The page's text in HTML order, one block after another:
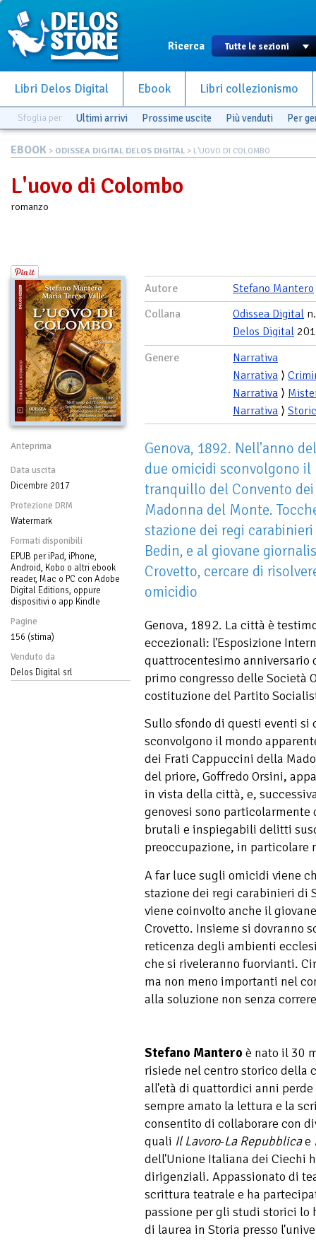
Ricerca
Libri Delos Digital Ebook Libri collezionismo
Sfoglia per Ultimi arrivi Prossime uscite Più venduti Per
EBOOK > ODISSEA DIGITAL DELOS DIGITAL > L'UOVO DI COLOMBO
L'uovo di Colombo
romanzo
Anteprima
Data uscita
Dicembre 2017
Protezione DRM
Watermark
Formati disponibili
EPUB per iPad, iPhone,
Android, Kobo o altri ebook
reader, Mac o PC con Adobe
Digital Editions, oppure
dispositivi o app Kindle
Pagine
156 (stima)
Venduto da
Delos Digital srl
Autore Stefano Mantero
Collana
Odissea Digital
Delos Digital
Genere
Narrativa
Narrativa ⟩
Narrativa ⟩
Narrativa ⟩
Genova, 1892. Nell'anno
due omicidi sconvolgono
tranquillo del Convento
Madonna del Monte.
stazione dei regi
Bedin, e al giovane
Crovetto, cercare di
omicidio
Genova, 1892. La città è
eccezionali: l'Esposizione
quattrocentesimo anniversario
primo congresso delle Società
costituzione del Partito
Sullo sfondo di questi eventi
sconvolgono il mondo
dei Frati Cappuccini della
del priore, Goffredo Orsini,
in vista della città, e,
genovesi sono particolarmente
brutali e inspiegabili delitti
preoccupazione, in particolare
A far luce sugli omicidi viene
stazione dei regi carabinieri di
viene coinvolto anche il
Crovetto. Insieme si dovranno
reticenza degli ambienti
che si riveleranno fuorvianti.
ma non meno importanti nel
alla soluzione non senza
Stefano Mantero è nato il 30
risiede nel centro storico della
all'età di quattordici anni
sempre amato la lettura e la
consentito di collaborare con
quali Il Lavoro-La Repubblicae
dell'Unione Italiana dei Ciechi
dirigenziali. Appassionato di
scrittura teatrale e ha
passione per gli studi storici lo
di laurea in Storia presso